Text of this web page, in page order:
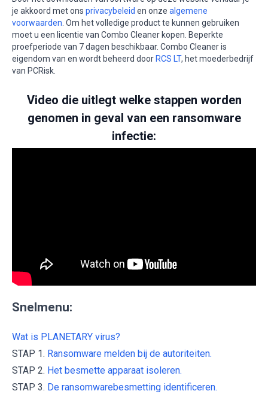
je akkoord met ons privacybeleid en onze algemene
voorwaarden . Om het volledige product te kunnen gebruiken
moet u een licentie van Combo Cleaner kopen. Beperkte
proefperiode van 7 dagen beschikbaar. Combo Cleaner is
eigendom van en wordt beheerd door RCS LT, het moederbedrijf
van PCRisk.
Video die uitlegt welke stappen worden
genomen in geval van een ransomware
infectie:
Snelmenu:
Wat is PLANETARY virus?
STAP 1. Ransomware melden bij de autoriteiten.
STAP 2. Het besmette apparaat isoleren.
STAP 3. De ransomwarebesmetting identificeren.